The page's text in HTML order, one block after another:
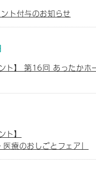
ト付与のお知らせ
ト】 第16回 あったかホ
ト】
療のおしごとフェア」